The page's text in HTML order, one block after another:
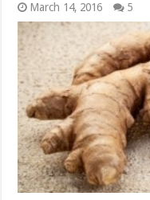
March 14, 2016 5